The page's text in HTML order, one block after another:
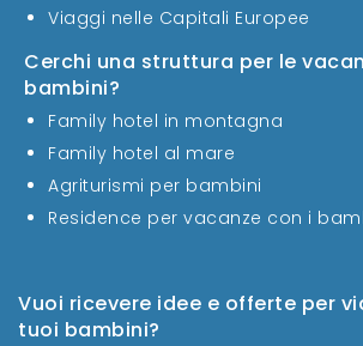
Vuoi ricevere idee e offerte per
tuoi bambini?
Viaggi nelle Capitali Europee
Cerchi una struttura per le
bambini?
Family hotel in montagna
Family hotel al mare
Agriturismi per bambini
Residence per vacanze con i